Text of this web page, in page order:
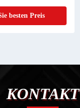
besten Preis
KONTAKT